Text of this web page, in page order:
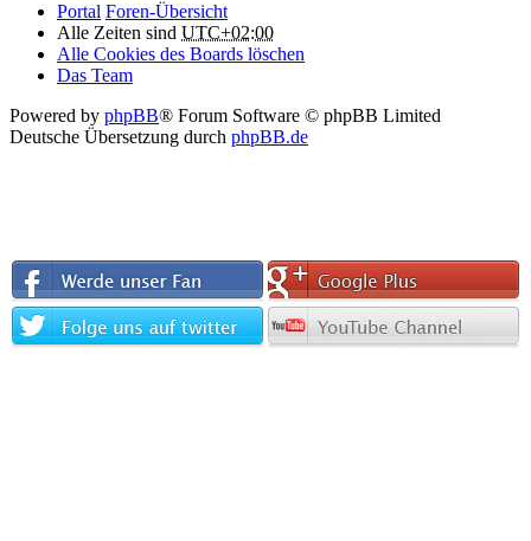
Portal Foren-Übersicht
Alle Zeiten sind UTC+02:00
Alle Cookies des Boards löschen
Das Team
Powered by phpBB® Forum Software © phpBB Limited
Deutsche Übersetzung durch phpBB.de